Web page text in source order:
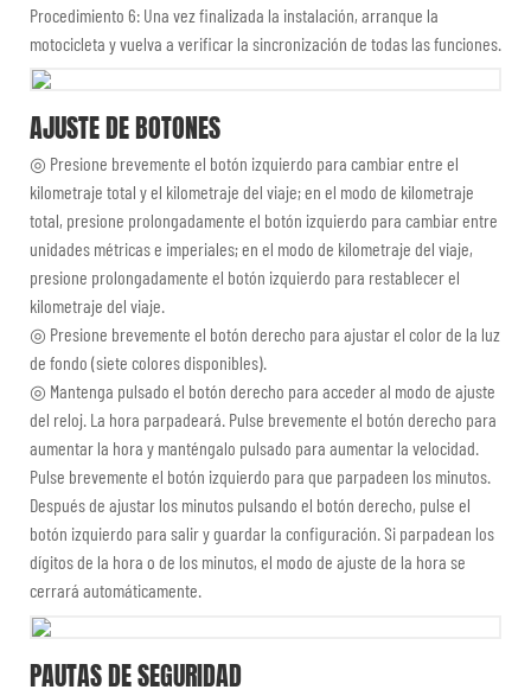
Procedimiento 6: Una vez finalizada la instalación, arranque la
motocicleta y vuelva a verificar la sincronización de todas las funciones.
AJUSTE DE BOTONES
◎ Presione brevemente el botón izquierdo para cambiar entre el
kilometraje total y el kilometraje del viaje; en el modo de kilometraje
total, presione prolongadamente el botón izquierdo para cambiar entre
unidades métricas e imperiales; en el modo de kilometraje del viaje,
presione prolongadamente el botón izquierdo para restablecer el
kilometraje del viaje.
◎ Presione brevemente el botón derecho para ajustar el color de la luz
de fondo (siete colores disponibles).
◎ Mantenga pulsado el botón derecho para acceder al modo de ajuste
del reloj. La hora parpadeará. Pulse brevemente el botón derecho para
aumentar la hora y manténgalo pulsado para aumentar la velocidad.
Pulse brevemente el botón izquierdo para que parpadeen los minutos.
Después de ajustar los minutos pulsando el botón derecho, pulse el
botón izquierdo para salir y guardar la configuración. Si parpadean los
dígitos de la hora o de los minutos, el modo de ajuste de la hora se
cerrará automáticamente.
PAUTAS DE SEGURIDAD